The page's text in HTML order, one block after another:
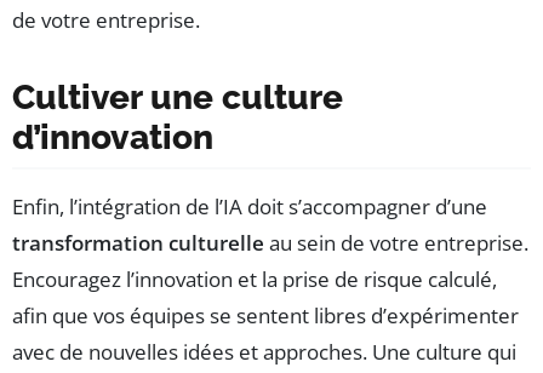
de votre entreprise.
Cultiver une culture
d’innovation
Enfin, l’intégration de l’IA doit s’accompagner d’une
transformation culturelle au sein de votre entreprise.
Encouragez l’innovation et la prise de risque calculé,
afin que vos équipes se sentent libres d’expérimenter
avec de nouvelles idées et approches. Une culture qui